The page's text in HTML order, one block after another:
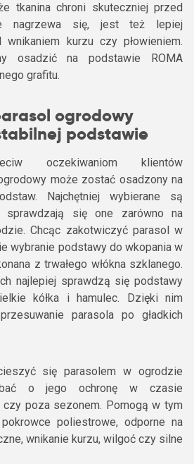
tkanina chroni skuteczniej przed
nagrzewa się, jest też lepiej
wnikaniem kurzu czy płowieniem.
osadzić na podstawie ROMA
grafitu.
ogrodowy
podstawie
oczekiwaniom klientów
może zostać osadzony na
Najchętniej wybierane są
sprawdzają się one zarówno na
Chcąc zakotwiczyć parasol w
wybranie podstawy do wkopania w
z trwałego włókna szklanego.
najlepiej sprawdzą się podstawy
kółka i hamulec. Dzięki nim
parasola po gładkich
się parasolem w ogrodzie
o jego ochronę w czasie
poza sezonem. Pomogą w tym
poliestrowe, odporne na
wnikanie kurzu, wilgoć czy silne